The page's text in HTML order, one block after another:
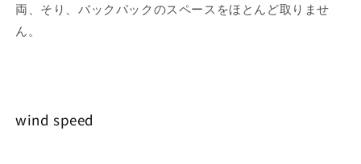
両、そり、バックパックのスペースをほとんど取りませ
ん。
wind speed